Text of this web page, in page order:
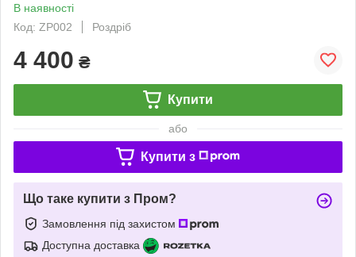
В наявності
Код: ZP002
Роздріб
4 400 ₴
Купити
або
Купити з
Що таке купити з Пром?
Замовлення під захистом
Доступна доставка